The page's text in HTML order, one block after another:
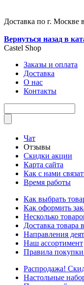
Доставка по г.
Вернуться назад в
Castel Shop
Заказы и оплата
Доставка
О нас
Контакты
Чат
Отзывы
Скидки акции
Карта сайта
Как с нами
Время работы
Как выбрать
Как оформить
Несколько
Доставка товара
Направления
Наш ассортимент
Правила
Распродажа!
Настольные